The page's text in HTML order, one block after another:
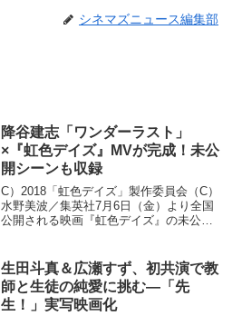
シネマズニュース編集部
降谷建志「ワンダーラスト」
×『虹色デイズ』MVが完成！未公
開シーンも収録
C）2018「虹色デイズ」製作委員会（C）
水野美波／集英社7月6日（金）より全国
公開される映画『虹色デイズ』の未公開
る、ちょっとおバカでお騒がせな男子高
校生4人の【友情...
生田斗真＆広瀬すず、初共演で教
師と生徒の純愛に挑む―「先
生！」実写映画化